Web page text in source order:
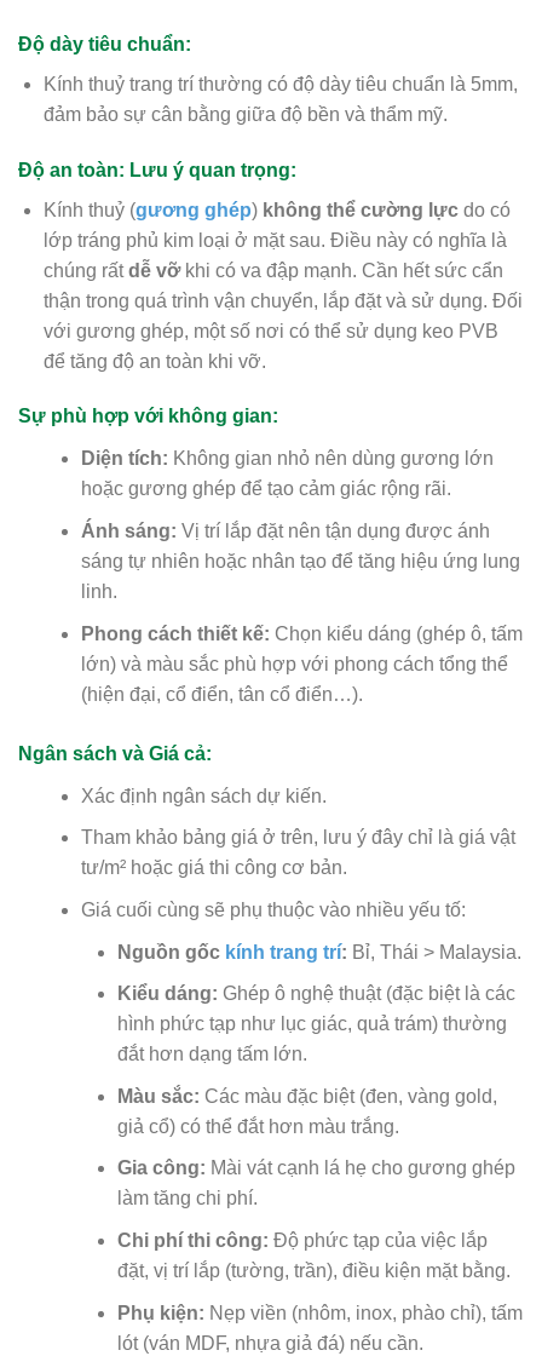
Độ dày tiêu chuẩn:
Kính thuỷ trang trí thường có độ dày tiêu chuẩn là 5mm,
đảm bảo sự cân bằng giữa độ bền và thẩm mỹ.
Độ an toàn: Lưu ý quan trọng:
Kính thuỷ (gương ghép) không thể cường lựcdo có
lớp tráng phủ kim loại ở mặt sau. Điều này có nghĩa là
chúng rấtdễ vỡkhi có va đập mạnh. Cần hết sức cẩn
thận trong quá trình vận chuyển, lắp đặt và sử dụng. Đối
với gương ghép, một số nơi có thể sử dụng keo PVB
để tăng độ an toàn khi vỡ.
Sự phù hợp với không gian:
Diện tích: Không gian nhỏ nên dùng gương lớn
hoặc gương ghép để tạo cảm giác rộng rãi.
Ánh sáng: Vị trí lắp đặt nên tận dụng được ánh
sáng tự nhiên hoặc nhân tạo để tăng hiệu ứng lung
linh.
Phong cách thiết kế: Chọn kiểu dáng (ghép ô, tấm
lớn) và màu sắc phù hợp với phong cách tổng thể
(hiện đại, cổ điển, tân cổ điển…).
Ngân sách và Giá cả:
Xác định ngân sách dự kiến.
Tham khảo bảng giá ở trên, lưu ý đây chỉ là giá vật
tư/m² hoặc giá thi công cơ bản.
Giá cuối cùng sẽ phụ thuộc vào nhiều yếu tố:
Nguồn gốc kính trang trí: Bỉ, Thái > Malaysia.
Kiểu dáng: Ghép ô nghệ thuật (đặc biệt là các
hình phức tạp như lục giác, quả trám) thường
đắt hơn dạng tấm lớn.
Màu sắc: Các màu đặc biệt (đen, vàng gold,
giả cổ) có thể đắt hơn màu trắng.
Gia công: Mài vát cạnh lá hẹ cho gương ghép
làm tăng chi phí.
Chi phí thi công: Độ phức tạp của việc lắp
đặt, vị trí lắp (tường, trần), điều kiện mặt bằng.
Phụ kiện: Nẹp viền (nhôm, inox, phào chỉ), tấm
lót (ván MDF, nhựa giả đá) nếu cần.